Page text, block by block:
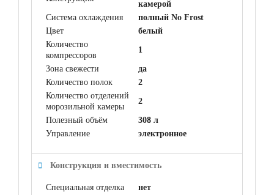
камерой
Система охлаждения
полный No Frost
Цвет
белый
Количество
компрессоров
1
Зона свежести
да
Количество полок
2
Количество отделений
морозильной камеры
2
Полезный объём
308 л
Управление
электронное
Конструкция и вместимость
Специальная отделка нет